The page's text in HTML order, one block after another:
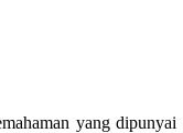
yang